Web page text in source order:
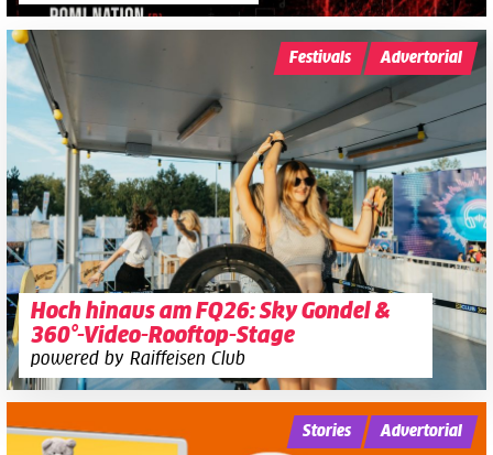
Hoch hinaus am FQ26: Sky Gondel &
360°-Video-Rooftop-Stage
powered by Raiffeisen Club
Festivals Advertorial
Stories Advertorial